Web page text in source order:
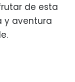
de esta
y aventura